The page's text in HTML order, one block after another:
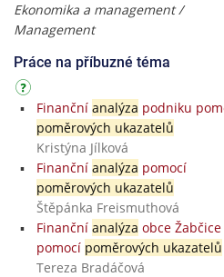
Ekonomika a management /
Management
Práce na příbuzné téma
Finanční analýza podniku
poměrových ukazatelů
Kristýna Jílková
Finanční analýza pomocí
poměrových ukazatelů
Štěpánka Freismuthová
Finanční analýza obce Žabčice
pomocí poměrových ukazatelů
Tereza Bradáčová